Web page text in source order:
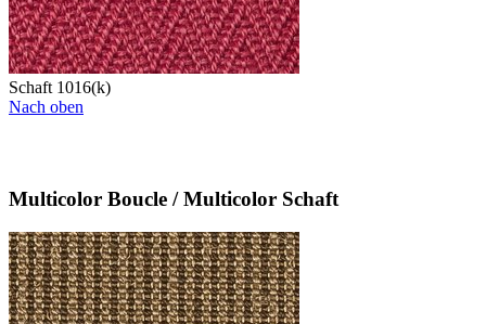
Schaft 1016(k)
Nach oben
Multicolor Boucle / Multicolor Schaft